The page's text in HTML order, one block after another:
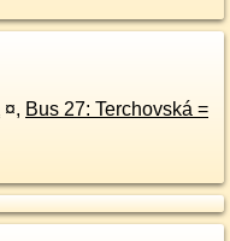
¤, Bus 27: Terchovská =